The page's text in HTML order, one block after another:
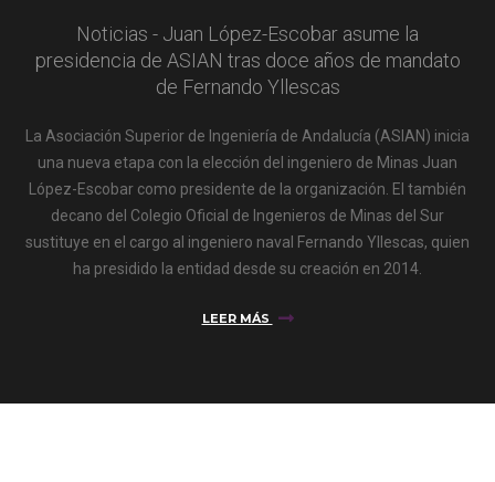
Noticias - Juan López-Escobar asume la
presidencia de ASIAN tras doce años de mandato
de Fernando Yllescas
La Asociación Superior de Ingeniería de Andalucía (ASIAN) inicia
una nueva etapa con la elección del ingeniero de Minas Juan
López-Escobar como presidente de la organización. El también
decano del Colegio Oficial de Ingenieros de Minas del Sur
sustituye en el cargo al ingeniero naval Fernando Yllescas, quien
ha presidido la entidad desde su creación en 2014.
LEER MÁS